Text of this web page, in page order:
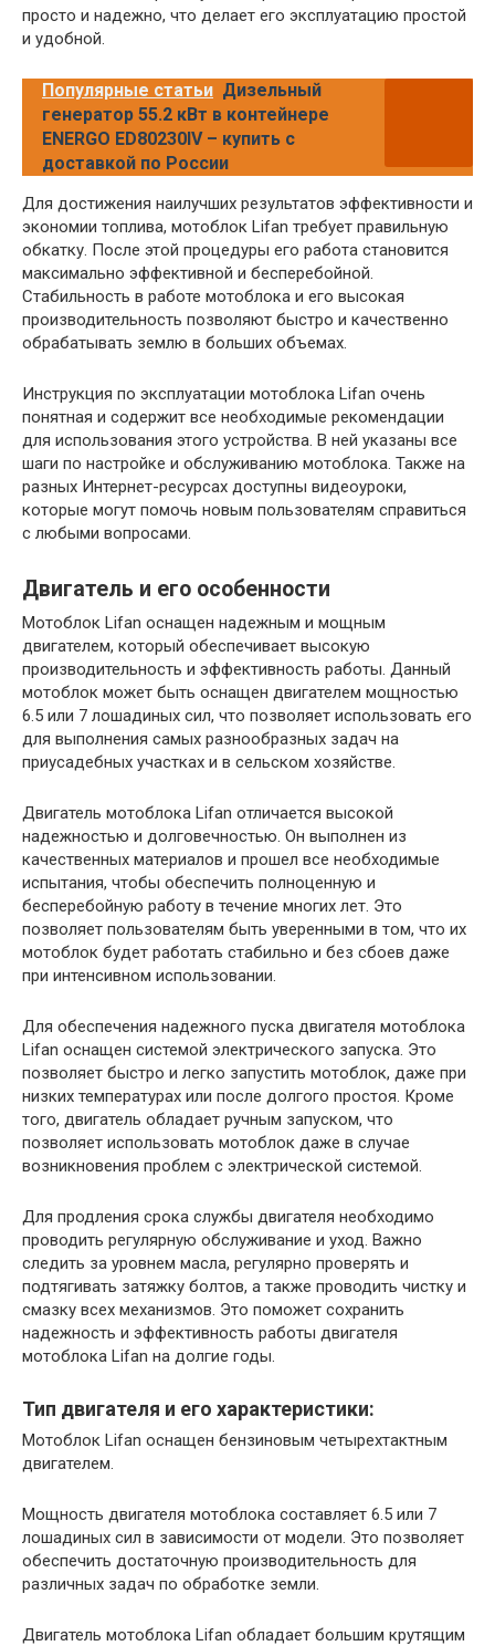
просто и надежно, что делает его эксплуатацию простой
и удобной.
Популярные статьи Дизельный
генератор 55.2 кВт в контейнере
ENERGO ED80230IV – купить с
доставкой по России
Для достижения наилучших результатов эффективности и
экономии топлива, мотоблок Lifan требует правильную
обкатку. После этой процедуры его работа становится
максимально эффективной и бесперебойной.
Стабильность в работе мотоблока и его высокая
производительность позволяют быстро и качественно
обрабатывать землю в больших объемах.
Инструкция по эксплуатации мотоблока Lifan очень
понятная и содержит все необходимые рекомендации
для использования этого устройства. В ней указаны все
шаги по настройке и обслуживанию мотоблока. Также на
разных Интернет-ресурсах доступны видеоуроки,
которые могут помочь новым пользователям справиться
с любыми вопросами.
Двигатель и его особенности
Мотоблок Lifan оснащен надежным и мощным
двигателем, который обеспечивает высокую
производительность и эффективность работы. Данный
мотоблок может быть оснащен двигателем мощностью
6.5 или 7 лошадиных сил, что позволяет использовать его
для выполнения самых разнообразных задач на
приусадебных участках и в сельском хозяйстве.
Двигатель мотоблока Lifan отличается высокой
надежностью и долговечностью. Он выполнен из
качественных материалов и прошел все необходимые
испытания, чтобы обеспечить полноценную и
бесперебойную работу в течение многих лет. Это
позволяет пользователям быть уверенными в том, что их
мотоблок будет работать стабильно и без сбоев даже
при интенсивном использовании.
Для обеспечения надежного пуска двигателя мотоблока
Lifan оснащен системой электрического запуска. Это
позволяет быстро и легко запустить мотоблок, даже при
низких температурах или после долгого простоя. Кроме
того, двигатель обладает ручным запуском, что
позволяет использовать мотоблок даже в случае
возникновения проблем с электрической системой.
Для продления срока службы двигателя необходимо
проводить регулярную обслуживание и уход. Важно
следить за уровнем масла, регулярно проверять и
подтягивать затяжку болтов, а также проводить чистку и
смазку всех механизмов. Это поможет сохранить
надежность и эффективность работы двигателя
мотоблока Lifan на долгие годы.
Тип двигателя и его характеристики:
Мотоблок Lifan оснащен бензиновым четырехтактным
двигателем.
Мощность двигателя мотоблока составляет 6.5 или 7
лошадиных сил в зависимости от модели. Это позволяет
обеспечить достаточную производительность для
различных задач по обработке земли.
Двигатель мотоблока Lifan обладает большим крутящим